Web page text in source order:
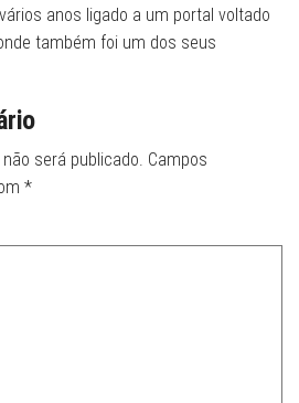
anos ligado a um portal voltado
também foi um dos seus
será publicado. Campos
*